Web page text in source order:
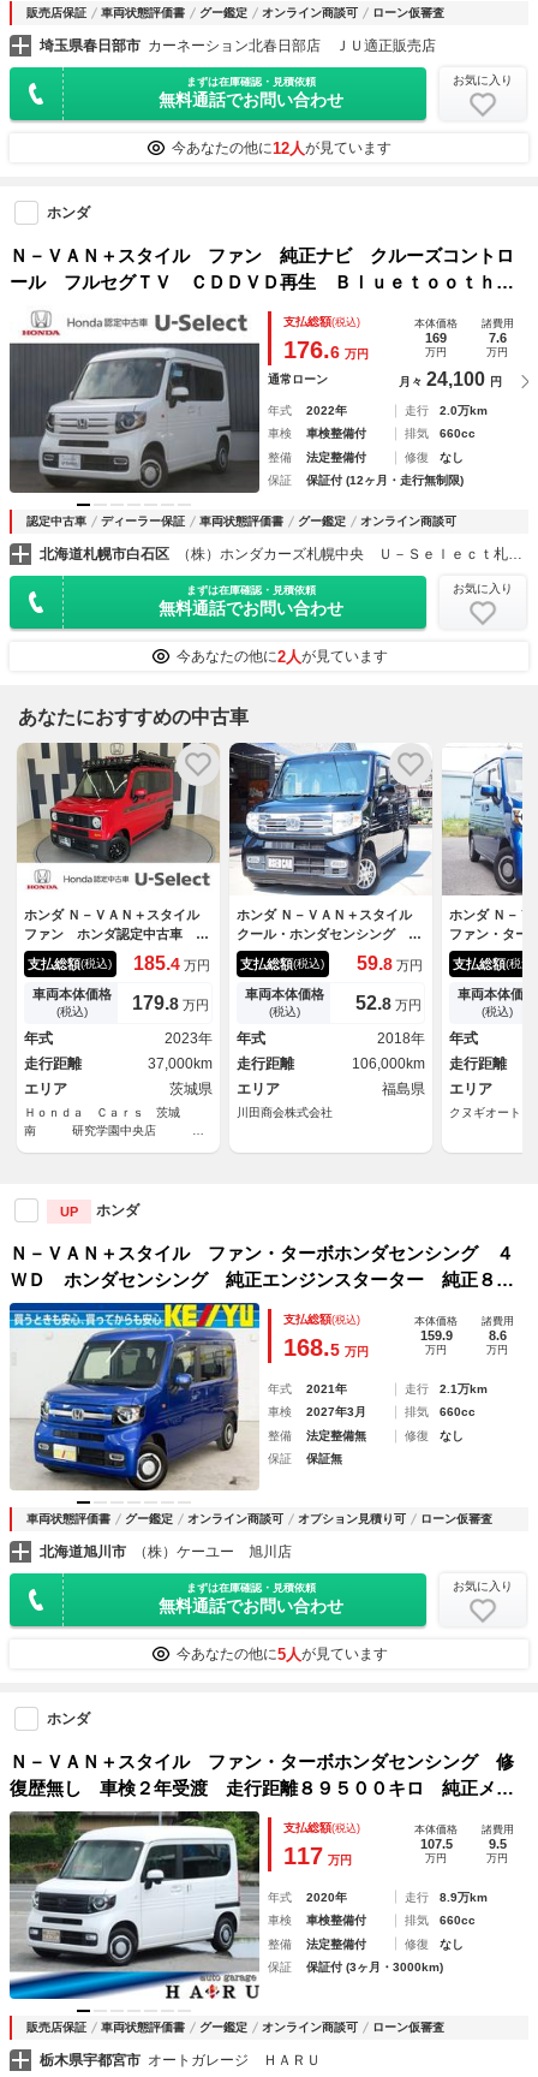
販売店保証 車両状態評価書 グー鑑定 オンライン商談可 ローン仮審査
埼玉県春日部市 カーネーション北春日部店 ＪＵ適正販売店
まずは在庫確認・見積依頼
無料通話でお問い合わせ
お気に入り
今あなたの他に12人が見ています
ホンダ
Ｎ－ＶＡＮ＋スタイル ファン 純正ナビ クルーズコントロ
ール フルセグＴＶ ＣＤＤＶＤ再生 Ｂｌｕｅｔｏｏｔｈ
バックカメラ ＥＴＣ エンジンスターター ＬＥＤヘッドラ
イト ドライブレコーダー ワンオーナー １オーナー 寒冷
支払総額(税込)
176.6 万円
本体価格
169
万円
諸費用
7.6
万円
通常ローン 月々 24,100 円
年式 2022年 走行
2.0万km
車検
車検整備付 排気
660cc
整備
法定整備付 修復
なし
保証
保証付 (12ヶ月・走行無制限)
認定中古車 ディーラー保証 車両状態評価書 グー鑑定 オンライン商談可
北海道札幌市白石区 （株）ホンダカーズ札幌中央 Ｕ－Ｓｅｌｅｃｔ札幌東
まずは在庫確認・見積依頼
無料通話でお問い合わせ
お気に入り
今あなたの他に2人が見ています
あなたにおすすめの中古車
ホンダ Ｎ－ＶＡＮ＋スタイル
ファン ホンダ認定中古車 ワ
ンオーナー ６ＭＴ ４ＷＤ
純正メモリーナビ バックカメ
ラ フルセグ ＣＤ ＤＶＤ
ミュージックサーバー Ｂｌｕ
ｅｔｏｏｔｈ接続 ミュージッ
クプレーヤー接続可 先進ライ
ト ＥＴＣ
支払総額(税込) 185.4 万円
車両本体価格
(税込) 179.8 万円
年式
2023年
走行距離
37,000km
エリア
茨城県
Ｈｏｎｄａ Ｃａｒｓ 茨城
南 研究学園中央店 Ｕ
ホンダ Ｎ－ＶＡＮ＋スタイル
クール・ホンダセンシング １
年保証 車検整備付き ナビ
テレビ Ｂｌｕｅｔｏｏｔｈ音
楽 バックカメラ ＦＦ ＥＴ
Ｃ プッシュスタート ＥＴＣ
支払総額(税込) 59.8 万円
車両本体価格
(税込) 52.8 万円
年式
2018年
走行距離
106,000km
エリア
福島県
川田商会株式会社
ホンダ Ｎ－Ｖ
ファン・ター
グ 車検Ｒ９
証 ホンダセ
ュスタート
ＴＣ ピラー
ドライト ナ
ラ Ｂｌｕｅ
コン レーダ
軽減
支払総額(税込)
車両本体価格
(税込)
年式
走行距離
エリア
クヌギオート
UP ホンダ
Ｎ－ＶＡＮ＋スタイル ファン・ターボホンダセンシング ４
ＷＤ ホンダセンシング 純正エンジンスターター 純正８イ
ンチナビ フルセグＴＶ Ｂｌｕｅｔｏｏｔｈ バックカメ
ラ ＵＳＢ充電ポート ＬＥＤヘッドライト レーンアシス
ト フルフラットシート 禁煙車
支払総額(税込)
168.5 万円
本体価格
159.9
万円
諸費用
8.6
万円
年式 2021年 走行
2.1万km
車検
2027年3月 排気
660cc
整備
法定整備無 修復
なし
保証
保証無
車両状態評価書 グー鑑定 オンライン商談可 オプション見積り可 ローン仮審査
北海道旭川市 （株）ケーユー 旭川店
まずは在庫確認・見積依頼
無料通話でお問い合わせ
お気に入り
今あなたの他に5人が見ています
ホンダ
Ｎ－ＶＡＮ＋スタイル ファン・ターボホンダセンシング 修
復歴無し 車検２年受渡 走行距離８９５００キロ 純正メモ
リーナビ バックカメラ ＥＴＣ 両側スライドドア アダプ
ティブクルーズコントロール スマートキー プッシュスター
ト ＬＥＤ フロントフォグ
支払総額(税込)
117 万円
本体価格
107.5
万円
諸費用
9.5
万円
年式 2020年 走行
8.9万km
車検
車検整備付 排気
660cc
整備
法定整備付 修復
なし
保証
保証付 (3ヶ月・3000km)
販売店保証 車両状態評価書 グー鑑定 オンライン商談可 ローン仮審査
栃木県宇都宮市 オートガレージ ＨＡＲＵ